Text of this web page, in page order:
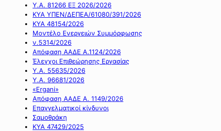
Υ.Α. 81266 ΕΞ 2026/2026
ΚΥΑ ΥΠΕΝ/ΔΕΠΕΑ/61080/391/2026
ΚΥΑ 48154/2026
Μοντέλο Ενεργειών Συμμόρφωσης
ν.5314/2026
Απόφαση ΑΑΔΕ Α.1124/2026
Έλεγχοι Επιθεώρησης Εργασίας
Υ.Α. 55635/2026
Υ.Α. 96681/2026
«Ergani»
Απόφαση ΑΑΔΕ Α. 1149/2026
Επαγγελματικοί κίνδυνοι
Σαμοθράκη
ΚΥΑ 47429/2025